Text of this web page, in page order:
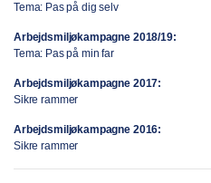
Tema: Pas på dig selv
Arbejdsmiljøkampagne 2018/19:
Tema: Pas på min far
Arbejdsmiljøkampagne 2017:
Sikre rammer
Arbejdsmiljøkampagne 2016:
Sikre rammer